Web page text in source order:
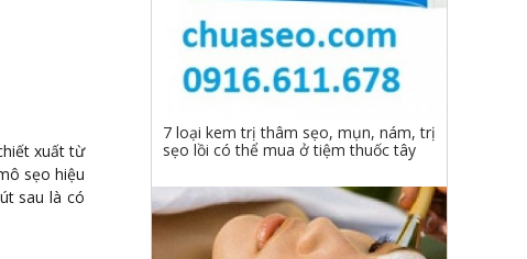
xuất từ
sẹo hiệu
sau là có
7 loại kem trị thâm sẹo, mụn, nám, trị
sẹo lồi có thể mua ở tiệm thuốc tây